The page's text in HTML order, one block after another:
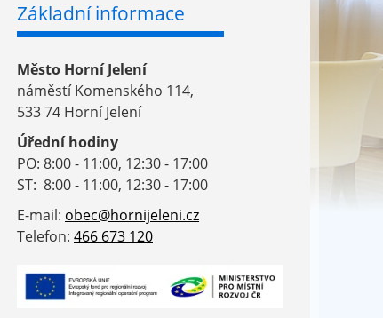
Základní informace
Město Horní Jelení
náměstí Komenského 114,
533 74 Horní Jelení
Úřední hodiny
PO: 8:00 - 11:00, 12:30 - 17:00
ST: 8:00 - 11:00, 12:30 - 17:00
E-mail: obec@hornijeleni.cz
Telefon: 466 673 120